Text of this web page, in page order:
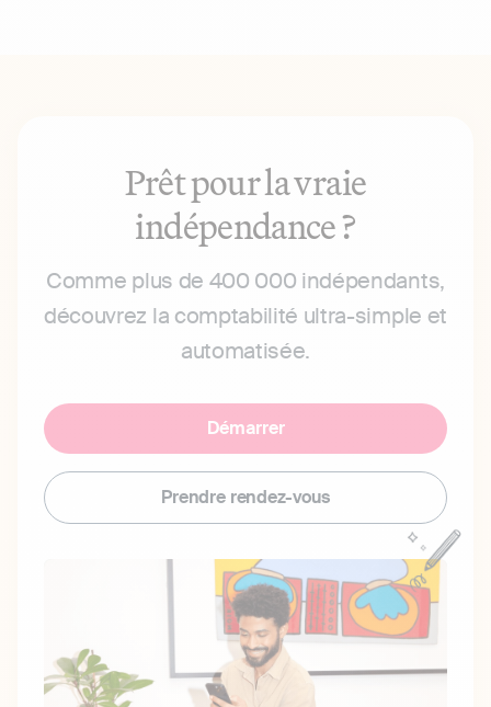
Prêt pour la vraie
indépendance ?
Comme plus de 400 000 indépendants,
découvrez la comptabilité ultra-simple et
automatisée.
Démarrer
Prendre rendez-vous